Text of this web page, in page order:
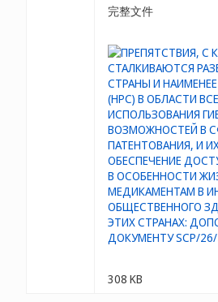
完整文件
308 KB